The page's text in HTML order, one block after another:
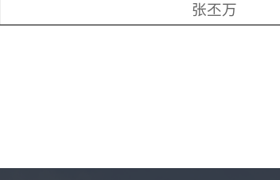
张丕万